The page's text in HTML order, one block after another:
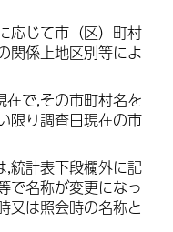
応じて市（区）町村
関係上地区別等によ
で,その市町村名を
限り調査日現在の市
,統計表下段欄外に記
で名称が変更になっ
又は照会時の名称と